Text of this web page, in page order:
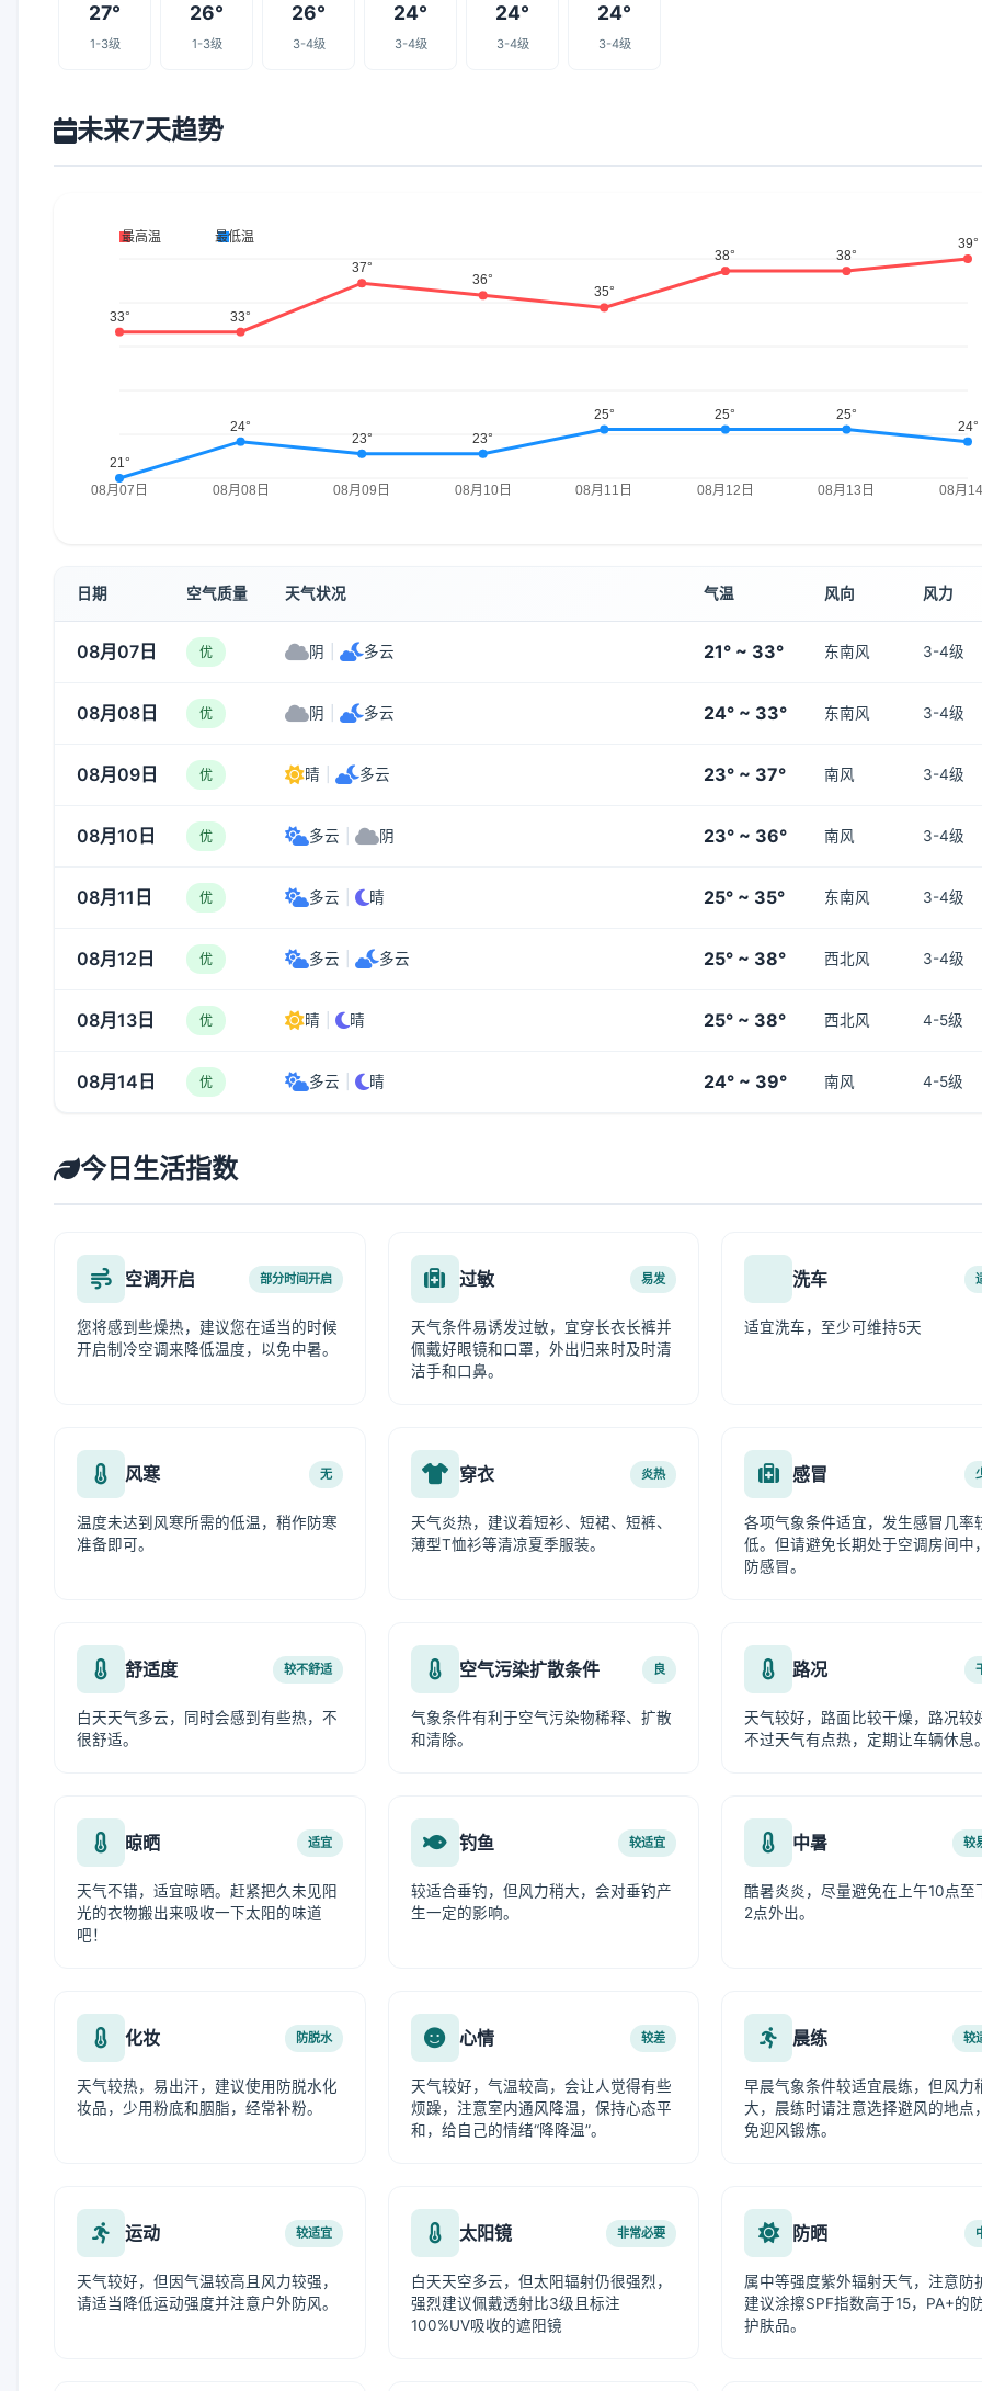
27°
1-3级
26°
1-3级
26°
3-4级
24°
3-4级
24°
3-4级
24°
3-4级
未来7天趋势
日期 空气质量 天气状况 气温 风向 风力
08月07日 优 阴 多云 21° ~ 33° 东南风 3-4级
08月08日 优 阴 多云 24° ~ 33° 东南风 3-4级
08月09日 优 晴 多云 23° ~ 37° 南风 3-4级
08月10日 优 多云 阴 23° ~ 36° 南风 3-4级
08月11日 优 多云 晴 25° ~ 35° 东南风 3-4级
08月12日 优 多云 多云 25° ~ 38° 西北风 3-4级
08月13日 优 晴 晴 25° ~ 38° 西北风 4-5级
08月14日 优 多云 晴 24° ~ 39° 南风 4-5级
今日生活指数
空调开启 部分时间开启
您将感到些燥热，建议您在适当的时候
开启制冷空调来降低温度，以免中暑。
过敏 易发
天气条件易诱发过敏，宜穿长衣长裤并
佩戴好眼镜和口罩，外出归来时及时清
洁手和口鼻。
洗车
适宜洗车，至少可维持5天
风寒 无
温度未达到风寒所需的低温，稍作防寒
准备即可。
穿衣 炎热
天气炎热，建议着短衫、短裙、短裤、
薄型T恤衫等清凉夏季服装。
感冒
各项气象条件适宜，发生感冒几率
低。但请避免长期处于空调房间中
防感冒。
舒适度 较不舒适
白天天气多云，同时会感到有些热，不
很舒适。
空气污染扩散条件 良
气象条件有利于空气污染物稀释、扩散
和清除。
路况
天气较好，路面比较干燥，路况较
不过天气有点热，定期让车辆休息
晾晒 适宜
天气不错，适宜晾晒。赶紧把久未见阳
光的衣物搬出来吸收一下太阳的味道
吧！
钓鱼 较适宜
较适合垂钓，但风力稍大，会对垂钓产
生一定的影响。
中暑 较
酷暑炎炎，尽量避免在上午10点至
2点外出。
化妆 防脱水
天气较热，易出汗，建议使用防脱水化
妆品，少用粉底和胭脂，经常补粉。
心情 较差
天气较好，气温较高，会让人觉得有些
烦躁，注意室内通风降温，保持心态平
和，给自己的情绪“降降温”。
晨练 较
早晨气象条件较适宜晨练，但风力
大，晨练时请注意选择避风的地点
免迎风锻炼。
运动 较适宜
天气较好，但因气温较高且风力较强，
请适当降低运动强度并注意户外防风。
太阳镜 非常必要
白天天空多云，但太阳辐射仍很强烈，
强烈建议佩戴透射比3级且标注
100%UV吸收的遮阳镜
防晒
属中等强度紫外辐射天气，注意防
建议涂擦SPF指数高于15，PA+的
护肤品。